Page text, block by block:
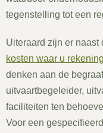
tegenstelling tot een
Uiteraard zijn er naast
kosten waar u
denken aan de
uitvaartbegeleider,
faciliteiten ten
Voor een